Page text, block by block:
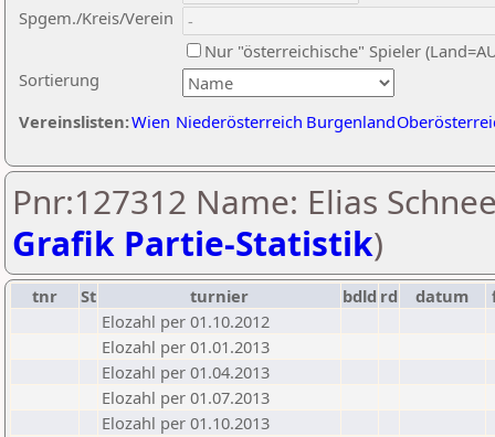
Sortierung
Spgem./Kreis/Verein
Nur "österreichische" Spieler
Vereinslisten:Wien Niederösterreich Burgenland
Pnr:127312 Name: Elias
Grafik Partie-Statistik)
tnr St turnier bdld rd datum
Elozahl per 01.10.2012
Elozahl per 01.01.2013
Elozahl per 01.04.2013
Elozahl per 01.07.2013
Elozahl per 01.10.2013